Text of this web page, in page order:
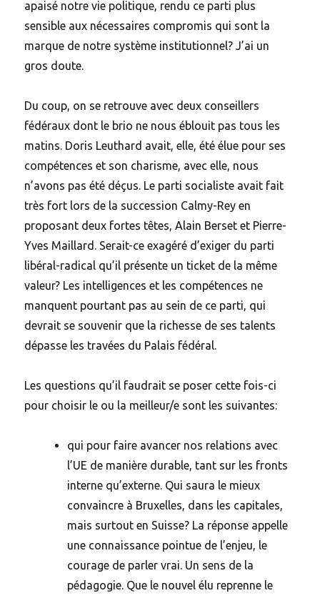
apaisé notre vie politique, rendu ce parti plus
sensible aux nécessaires compromis qui sont la
marque de notre système institutionnel? J’ai un
gros doute.
Du coup, on se retrouve avec deux conseillers
fédéraux dont le brio ne nous éblouit pas tous les
matins. Doris Leuthard avait, elle, été élue pour ses
compétences et son charisme, avec elle, nous
n’avons pas été déçus. Le parti socialiste avait fait
très fort lors de la succession Calmy-Rey en
proposant deux fortes têtes, Alain Berset et Pierre-
Yves Maillard. Serait-ce exagéré d’exiger du parti
libéral-radical qu’il présente un ticket de la même
valeur? Les intelligences et les compétences ne
manquent pourtant pas au sein de ce parti, qui
devrait se souvenir que la richesse de ses talents
dépasse les travées du Palais fédéral.
Les questions qu’il faudrait se poser cette fois-ci
pour choisir le ou la meilleur/e sont les suivantes:
qui pour faire avancer nos relations avec
l’UE de manière durable, tant sur les fronts
interne qu’externe. Qui saura le mieux
convaincre à Bruxelles, dans les capitales,
mais surtout en Suisse? La réponse appelle
une connaissance pointue de l’enjeu, le
courage de parler vrai. Un sens de la
pédagogie. Que le nouvel élu reprenne le